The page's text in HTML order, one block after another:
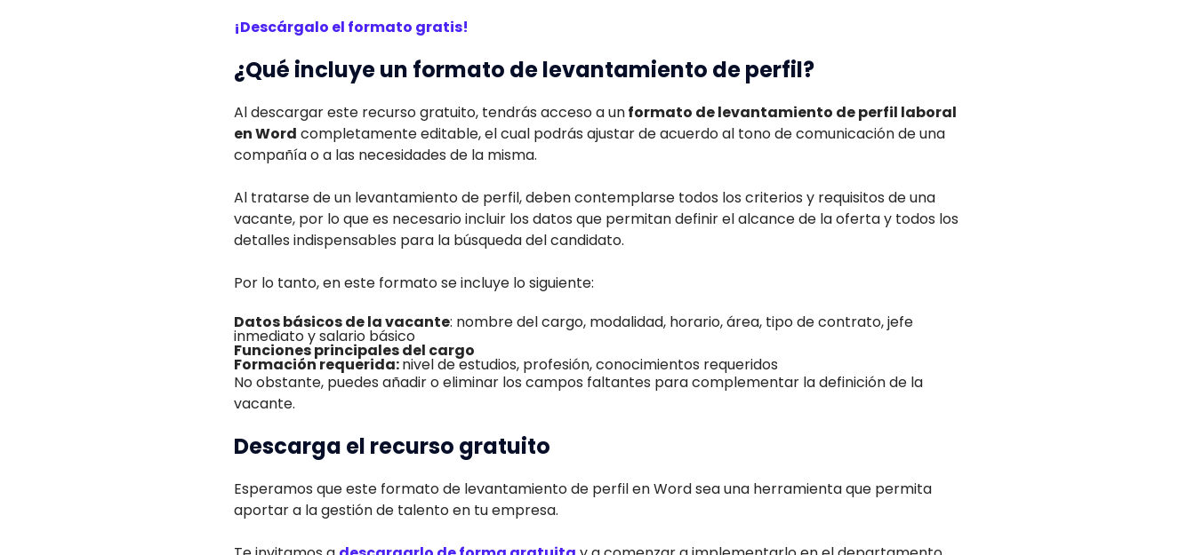
¡Descárgalo el formato gratis!
¿Qué incluye un formato de levantamiento de perfil?
Al descargar este recurso gratuito, tendrás acceso a unformato de levantamiento de perfil laboral
en Word completamente editable, el cual podrás ajustar de acuerdo al tono de comunicación de una
compañía o a las necesidades de la misma.
Al tratarse de un levantamiento de perfil, deben contemplarse todos los criterios y requisitos de una
vacante, por lo que es necesario incluir los datos que permitan definir el alcance de la oferta y todos los
detalles indispensables para la búsqueda del candidato.
Por lo tanto, en este formato se incluye lo siguiente:
Datos básicos de la vacante: nombre del cargo, modalidad, horario, área, tipo de contrato, jefe
inmediato y salario básico
Funciones principales del cargo
Formación requerida:nivel de estudios, profesión, conocimientos requeridos
No obstante, puedes añadir o eliminar los campos faltantes para complementar la definición de la
vacante.
Descarga el recurso gratuito
Esperamos que este formato de levantamiento de perfil en Word sea una herramienta que permita
aportar a la gestión de talento en tu empresa.